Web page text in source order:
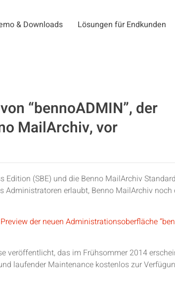
& Downloads Lösungen für Endkunden
“bennoADMIN”, der
MailArchiv, vor
(SBE) und die Benno MailArchiv
Administratoren erlaubt, Benno MailArchiv noch
Preview der neuen Administrationsoberfläche
veröffentlicht, das im Frühsommer 2014
laufender Maintenance kostenlos zur